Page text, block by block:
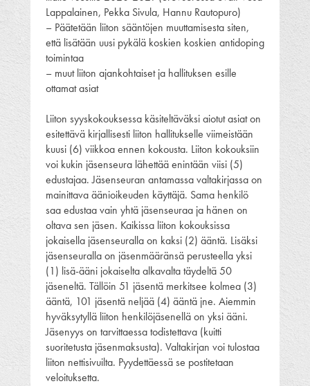
Lappalainen, Pekka Sivula, Hannu Rautopuro)
– Päätetään liiton sääntöjen muuttamisesta siten,
että lisätään uusi pykälä koskien koskien antidoping
toimintaa
– muut liiton ajankohtaiset ja hallituksen esille
ottamat asiat
Liiton syyskokouksessa käsiteltäväksi aiotut asiat on
esitettävä kirjallisesti liiton hallitukselle viimeistään
kuusi (6) viikkoa ennen kokousta. Liiton kokouksiin
voi kukin jäsenseura lähettää enintään viisi (5)
edustajaa. Jäsenseuran antamassa valtakirjassa on
mainittava äänioikeuden käyttäjä. Sama henkilö
saa edustaa vain yhtä jäsenseuraa ja hänen on
oltava sen jäsen. Kaikissa liiton kokouksissa
jokaisella jäsenseuralla on kaksi (2) ääntä. Lisäksi
jäsenseuralla on jäsenmääränsä perusteella yksi
(1) lisä-ääni jokaiselta alkavalta täydeltä 50
jäseneltä. Tällöin 51 jäsentä merkitsee kolmea (3)
ääntä, 101 jäsentä neljää (4) ääntä jne. Aiemmin
hyväksytyllä liiton henkilöjäsenellä on yksi ääni.
Jäsenyys on tarvittaessa todistettava (kuitti
suoritetusta jäsenmaksusta). Valtakirjan voi tulostaa
liiton nettisivuilta. Pyydettäessä se postitetaan
veloituksetta.